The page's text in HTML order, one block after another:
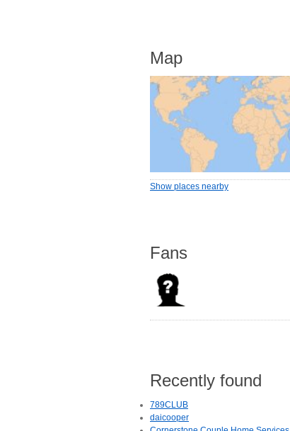
Map
Show places nearby
Fans
Recently found
789CLUB
daicooper